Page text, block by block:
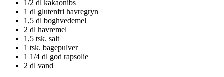
1/2 dl kakaonibs
1 dl glutenfri havregryn
1,5 dl boghvedemel
2 dl havremel
1,5 tsk. salt
1 tsk. bagepulver
1 1/4 dl god rapsolie
2 dl vand